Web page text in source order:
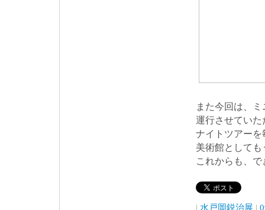
また今回は、
運行させていた
ナイトツアー
美術館として
これからも、
| 水戸岡鋭治展 |